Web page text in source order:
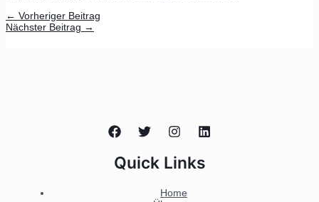
← Vorheriger Beitrag
Nächster Beitrag →
Quick Links
Home